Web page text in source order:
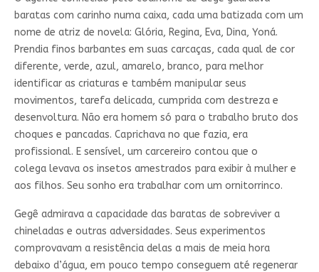
baratas com carinho numa caixa, cada uma batizada com um
nome de atriz de novela: Glória, Regina, Eva, Dina, Yoná.
Prendia finos barbantes em suas carcaças, cada qual de cor
diferente, verde, azul, amarelo, branco, para melhor
identificar as criaturas e também manipular seus
movimentos, tarefa delicada, cumprida com destreza e
desenvoltura. Não era homem só para o trabalho bruto dos
choques e pancadas. Caprichava no que fazia, era
profissional. E sensível, um carcereiro contou que o
colega levava os insetos amestrados para exibir à mulher e
aos filhos. Seu sonho era trabalhar com um ornitorrinco.
Gegê admirava a capacidade das baratas de sobreviver a
chineladas e outras adversidades. Seus experimentos
comprovavam a resistência delas a mais de meia hora
debaixo d’água, em pouco tempo conseguem até regenerar